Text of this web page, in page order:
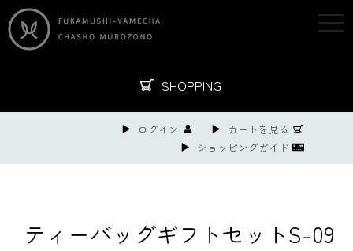
SHOPPING
ログイン
カートを見る
ショッピングガイド
ティーバッグギフトセットS-09